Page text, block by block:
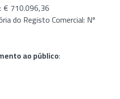
€ 710.096,36
do Registo Comercial: Nº
ao público: